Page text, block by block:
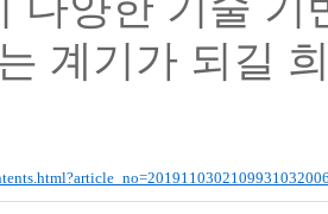
계기가 되길